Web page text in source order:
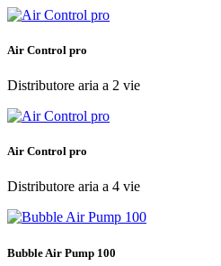
Air Control pro
Distributore aria a 2 vie
Air Control pro
Distributore aria a 4 vie
Bubble Air Pump 100